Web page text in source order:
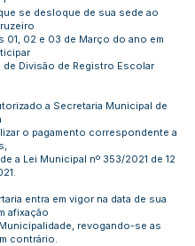
se desloque de sua sede ao
01, 02 e 03 de Março do ano em
de Divisão de Registro Escolar
a Secretaria Municipal de
o pagamento correspondente a
a Lei Municipal nº 353/2021 de 12
entra em vigor na data de sua
afixação
revogando-se as
contrário.